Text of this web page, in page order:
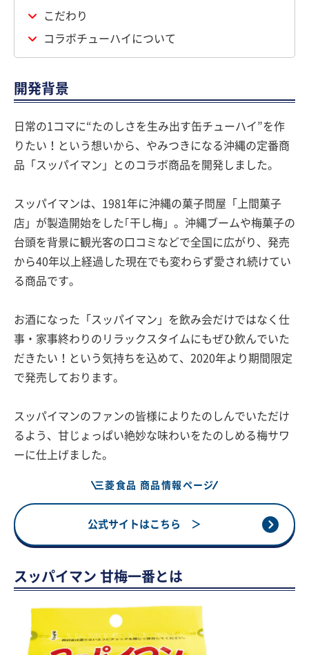
こだわり
コラボチューハイについて
開発背景
日常の1コマに“たのしさを生み出す缶チューハイ”を作
りたい！という想いから、やみつきになる沖縄の定番商
品「スッパイマン」とのコラボ商品を開発しました。
スッパイマンは、1981年に沖縄の菓子問屋「上間菓子
店」が製造開始をした｢干し梅」。沖縄ブームや梅菓子の
台頭を背景に観光客の口コミなどで全国に広がり、発売
から40年以上経過した現在でも変わらず愛され続けてい
る商品です。
お酒になった「スッパイマン」を飲み会だけではなく仕
事・家事終わりのリラックスタイムにもぜひ飲んでいた
だきたい！という気持ちを込めて、2020年より期間限定
で発売しております。
スッパイマンのファンの皆様によりたのしんでいただけ
るよう、甘じょっぱい絶妙な味わいをたのしめる梅サワ
ーに仕上げました。
三菱食品 商品情報ページ
公式サイトはこちら ＞
スッパイマン 甘梅一番とは